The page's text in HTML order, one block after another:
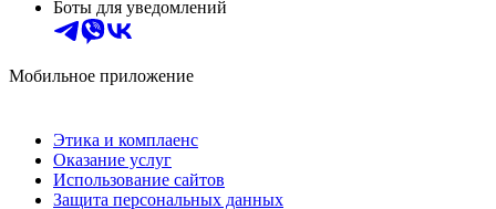
Боты для уведомлений
Мобильное приложение
Этика и комплаенс
Оказание услуг
Использование сайтов
Защита персональных данных